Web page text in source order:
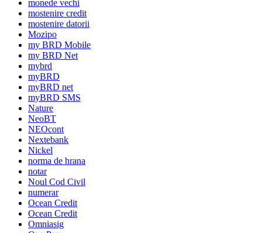
monede vechi
mostenire credit
mostenire datorii
Mozipo
my BRD Mobile
my BRD Net
mybrd
myBRD
myBRD net
myBRD SMS
Nature
NeoBT
NEOcont
Nextebank
Nickel
norma de hrana
notar
Noul Cod Civil
numerar
Ocean Credit
Ocean Credit
Omniasig